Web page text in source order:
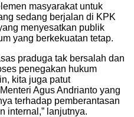
masyarakat untuk
sedang berjalan di KPK
menyesatkan publik
yang berkekuatan tetap.
praduga tak bersalah dan
penegakan hukum
kita juga patut
Agus Andrianto yang
terhadap pemberantasan
internal,” lanjutnya.